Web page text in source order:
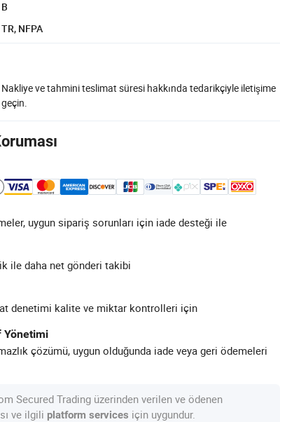
B
TR, NFPA
Nakliye ve tahmini teslimat süresi hakkında tedarikçiyle iletişime
geçin.
uygun sipariş sorunları için iade desteği ile
ile daha net gönderi takibi
denetimi kalite ve miktar kontrolleri için
Yönetimi
çözümü, uygun olduğunda iade veya geri ödemeleri
Secured Trading üzerinden verilen ve ödenen
ve ilgili platform services için uygundur.